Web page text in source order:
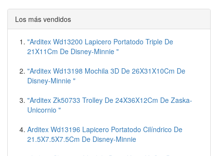
Los más vendidos
"Arditex Wd13200 Lapicero Portatodo Triple De
21X11Cm De Disney-Minnie "
"Arditex Wd13198 Mochila 3D De 26X31X10Cm De
Disney-Minnie "
"Arditex Zk50733 Trolley De 24X36X12Cm De Zaska-
Unicornio "
Arditex Wd13196 Lapicero Portatodo Cilíndrico De
21.5X7.5X7.5Cm De Disney-Minnie